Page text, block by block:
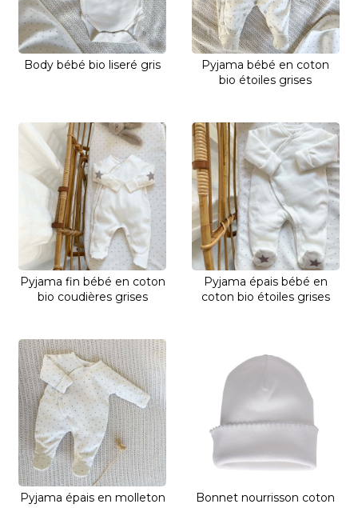
Body bébé bio liseré gris
Pyjama bébé en coton
bio étoiles grises
Pyjama fin bébé en coton
bio coudières grises
Pyjama épais bébé en
coton bio étoiles grises
Pyjama épais en molleton
Bonnet nourrisson coton